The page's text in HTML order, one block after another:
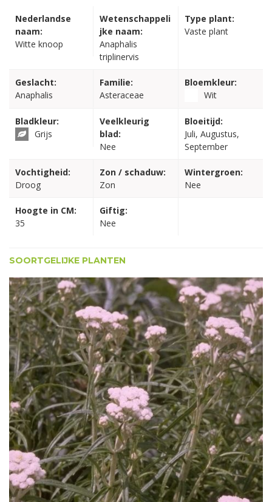
Nederlandse
naam:
Witte knoop
Wetenschappeli
jke naam:
Anaphalis
triplinervis
Type plant:
Vaste plant
Geslacht:
Anaphalis
Familie:
Asteraceae
Bloemkleur:
Wit
Bladkleur:
Grijs
Veelkleurig
blad:
Nee
Bloeitijd:
Juli, Augustus,
September
Vochtigheid:
Droog
Zon / schaduw:
Zon
Wintergroen:
Nee
Hoogte in CM:
35
Giftig:
Nee
SOORTGELIJKE PLANTEN